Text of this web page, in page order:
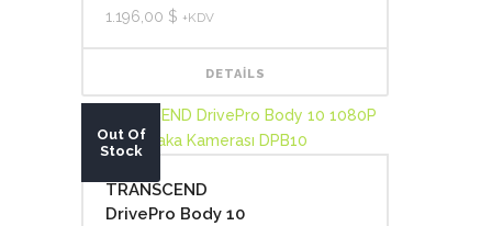
1.196,00 $ +KDV
DETAILS
Out Of
Stock
TRANSCEND
DrivePro Body 10